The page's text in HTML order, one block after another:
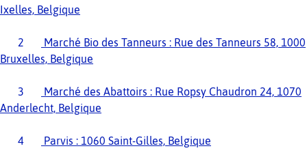
Ixelles, Belgique
2
Marché Bio des Tanneurs : Rue des Tanneurs 58, 1000
Bruxelles, Belgique
3
Marché des Abattoirs : Rue Ropsy Chaudron 24, 1070
Anderlecht, Belgique
4 Parvis : 1060 Saint-Gilles, Belgique